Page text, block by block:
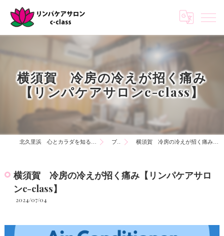
横須賀 冷房の冷えが招く痛み
【リンパケアサロンc-class】
ブログ 横須賀 冷房の冷えが招く痛み【リンパケアサロンc-class】
横須賀 冷房の冷えが招く痛み【リンパケアサロ
ンc-class】
2024/07/04